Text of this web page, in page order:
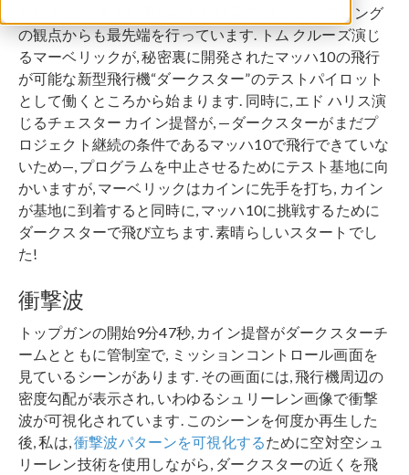
を観ました. 本当に素晴らしい映画で, エンジニアリング
の観点からも最先端を行っています. トム クルーズ演じ
るマーベリックが, 秘密裏に開発されたマッハ10の飛行
が可能な新型飛行機“ダークスター”のテストパイロット
として働くところから始まります. 同時に, エド ハリス演
じるチェスター カイン提督が, —ダークスターがまだプ
ロジェクト継続の条件であるマッハ10で飛行できていな
いため—, プログラムを中止させるためにテスト基地に向
かいますが, マーベリックはカインに先手を打ち, カイン
が基地に到着すると同時に, マッハ10に挑戦するために
ダークスターで飛び立ちます. 素晴らしいスタートでし
た!
衝撃波
トップガンの開始9分47秒, カイン提督がダークスターチ
ームとともに管制室で, ミッションコントロール画面を
見ているシーンがあります. その画面には, 飛行機周辺の
密度勾配が表示され, いわゆるシュリーレン画像で衝撃
波が可視化されています. このシーンを何度か再生した
後, 私は,衝撃波パターンを可視化するために空対空シュ
リーレン技術を使用しながら, ダークスターの近くを飛